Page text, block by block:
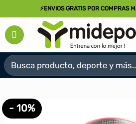
al
contenido
⚡ENVIOS GRATIS POR COMPRAS
Buscar
por:
- 10%